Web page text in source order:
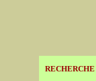
RECHERCHE